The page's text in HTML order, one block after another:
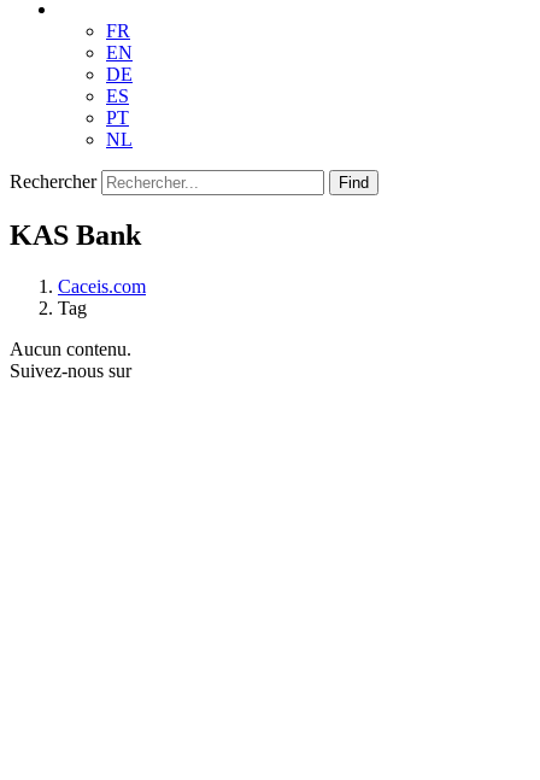
FR
EN
DE
ES
PT
NL
Rechercher Find
KAS Bank
Caceis.com
Tag
Aucun contenu.
Suivez-nous sur